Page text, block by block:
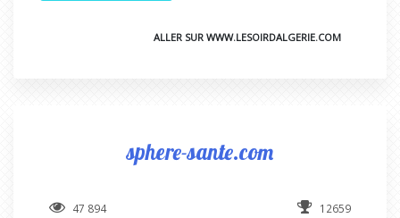
ALLER SUR WWW.LESOIRDALGERIE.COM
sphere-sante.com
47 894 12659